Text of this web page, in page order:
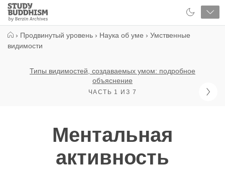
Close
Study
Buddhism
› Продвинутый уровень › Наука об уме › Умственные
видимости
Типы видимостей, создаваемых умом: подробное
объяснение
ЧАСТЬ 1 ИЗ 7
Ментальная
активность